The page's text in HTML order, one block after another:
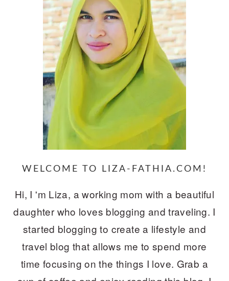
WELCOME TO LIZA-FATHIA.COM!
Hi, I 'm Liza, a working mom with a beautiful
daughter who loves blogging and traveling. I
started blogging to create a lifestyle and
travel blog that allows me to spend more
time focusing on the things I love. Grab a